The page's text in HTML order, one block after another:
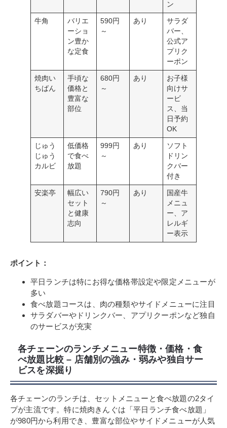
ン
牛角
バリエ
ーショ
ン豊か
な定食
590円
～
あり
サラダ
バー、
公式ア
プリク
ーポン
焼肉い
ちばん
手頃な
価格と
豊富な
部位
680円
～
あり
お子様
向けサ
ービ
ス、当
日予約
OK
じゅう
じゅう
カルビ
低価格
で食べ
放題
999円
～
あり
ソフト
ドリン
クバー
付き
安楽亭
幅広い
セット
と健康
志向
790円
～
あり
国産牛
メニュ
ー、ア
レルギ
ー表示
ポイント：
平日ランチは特にお得な価格帯設定や限定メニューが
多い
食べ放題コースは、肉の種類やサイドメニューに注目
サラダバーやドリンクバー、アプリクーポンなど独自
のサービスが充実
各チェーンのランチメニュー特徴・価格・食
べ放題比較 – 店舗別の強み・弱みや独自サー
ビスを深掘り
各チェーンのランチは、セットメニューと食べ放題の2タイ
プが主流です。特に焼肉きんぐは「平日ランチ食べ放題」
が980円から利用でき、豊富な部位やサイドメニューが人気